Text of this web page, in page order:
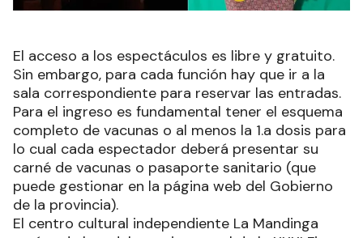
El acceso a los espectáculos es libre y gratuito.
Sin embargo, para cada función hay que ir a la
sala correspondiente para reservar las entradas.
Para el ingreso es fundamental tener el esquema
completo de vacunas o al menos la 1.a dosis para
lo cual cada espectador deberá presentar su
carné de vacunas o pasaporte sanitario (que
puede gestionar en la página web del Gobierno
de la provincia).
El centro cultural independiente La Mandinga